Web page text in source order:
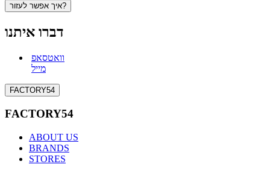
איך אפשר לעזור?
דברו איתנו
וואטסאפ
מייל
FACTORY54
FACTORY54
ABOUT US
BRANDS
STORES